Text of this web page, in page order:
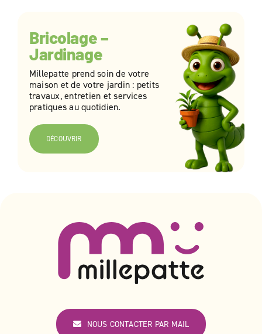
Bricolage –
Jardinage
Millepatte prend soin de votre
maison et de votre jardin : petits
travaux, entretien et services
pratiques au quotidien.
DÉCOUVRIR
NOUS CONTACTER PAR MAIL